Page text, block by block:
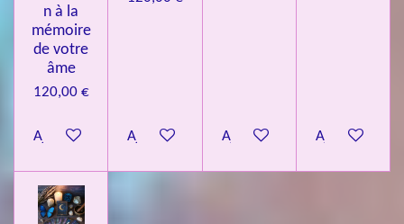
n à la
mémoire
de votre
âme
120,00 €
Ajouter au panierAjouter au panierAjouter au panierAjouter au